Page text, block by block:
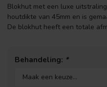
Blokhut met een luxe
houtdikte van 45mm en is
De blokhut heeft een totale
Behandeling: *